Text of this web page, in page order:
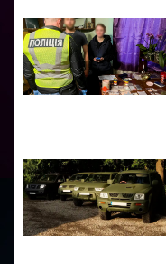
з
а
п
с
і
в